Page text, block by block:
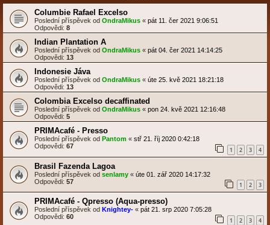
Columbie Rafael Excelso
Poslední příspěvek od OndraMikus « pát 11. čer 2021 9:06:51
Odpovědi: 8
Indian Plantation A
Poslední příspěvek od OndraMikus « pát 04. čer 2021 14:14:25
Odpovědi: 13
Indonesie Jáva
Poslední příspěvek od OndraMikus « úte 25. kvě 2021 18:21:18
Odpovědi: 13
Colombia Excelso decaffinated
Poslední příspěvek od OndraMikus « pon 24. kvě 2021 12:16:48
Odpovědi: 5
PRIMAcafé - Presso
Poslední příspěvek od Pantom « stř 21. říj 2020 0:42:18
Odpovědi: 67 1 2 3 4
Brasil Fazenda Lagoa
Poslední příspěvek od senlamy « úte 01. zář 2020 14:17:32
Odpovědi: 57 1 2 3
PRIMAcafé - Qpresso (Aqua-presso)
Poslední příspěvek od Knightey- « pát 21. srp 2020 7:05:28
Odpovědi: 60 1 2 3 4